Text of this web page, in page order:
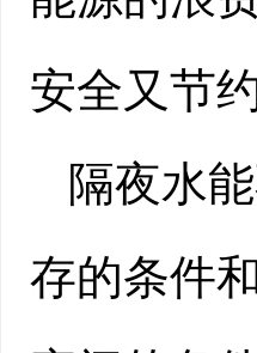
安全又节约
隔夜水
存的条件